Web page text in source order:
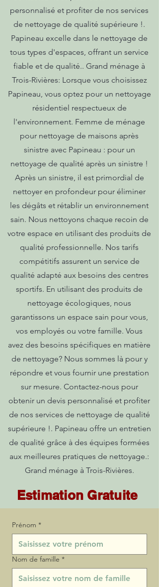
personnalisé et profiter de nos services
de nettoyage de qualité supérieure !.
Papineau excelle dans le nettoyage de
tous types d'espaces, offrant un service
fiable et de qualité.. Grand ménage à
Trois-Rivières: Lorsque vous choisissez
Papineau, vous optez pour un nettoyage
résidentiel respectueux de
l'environnement. Femme de ménage
pour nettoyage de maisons après
sinistre avec Papineau : pour un
nettoyage de qualité après un sinistre !
Après un sinistre, il est primordial de
nettoyer en profondeur pour éliminer
les dégâts et rétablir un environnement
sain. Nous nettoyons chaque recoin de
votre espace en utilisant des produits de
qualité professionnelle. Nos tarifs
compétitifs assurent un service de
qualité adapté aux besoins des centres
sportifs. En utilisant des produits de
nettoyage écologiques, nous
garantissons un espace sain pour vous,
vos employés ou votre famille. Vous
avez des besoins spécifiques en matière
de nettoyage? Nous sommes là pour y
répondre et vous fournir une prestation
sur mesure. Contactez-nous pour
obtenir un devis personnalisé et profiter
de nos services de nettoyage de qualité
supérieure !. Papineau offre un entretien
de qualité grâce à des équipes formées
aux meilleures pratiques de nettoyage.:
Grand ménage à Trois-Rivières.
Estimation Gratuite
Prénom *
Nom de famille *